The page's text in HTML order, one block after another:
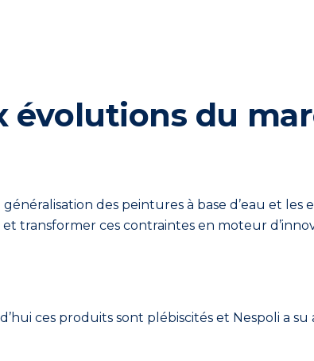
évolutions du
des peintures à base d’eau et les
transformer ces contraintes en moteur
ces produits sont plébiscités et Nespoli a